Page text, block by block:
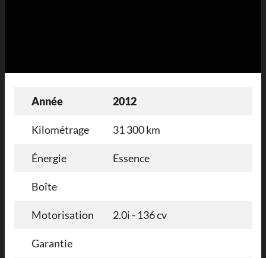
Année 2012
Kilométrage 31 300 km
Énergie Essence
Boîte
Motorisation 2.0i - 136 cv
Garantie